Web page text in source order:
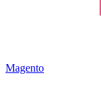
Magento